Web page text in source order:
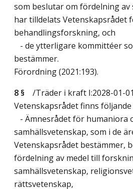
som beslutar om fördelning av
har tilldelats Vetenskapsrådet
behandlingsforskning, och
- de ytterligare kommittéer
bestämmer.
Förordning (2021:193).
8 §
/Träder i kraft I:2028-01-
Vetenskapsrådet finns
- Ämnesrådet för humaniora
samhällsvetenskap, som i de
Vetenskapsrådet bestämmer,
fördelning av medel till
samhällsvetenskap,
rättsvetenskap,